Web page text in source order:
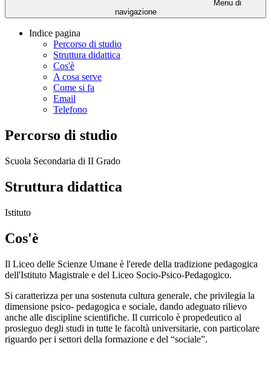
Menu di
navigazione
Indice pagina
Percorso di studio
Struttura didattica
Cos'è
A cosa serve
Come si fa
Email
Telefono
Percorso di studio
Scuola Secondaria di II Grado
Struttura didattica
Istituto
Cos'è
Il Liceo delle Scienze Umane è l'erede della tradizione pedagogica
dell'Istituto Magistrale e del Liceo Socio-Psico-Pedagogico.
Si caratterizza per una sostenuta cultura generale, che privilegia la
dimensione psico- pedagogica e sociale, dando adeguato rilievo
anche alle discipline scientifiche. Il curricolo è propedeutico al
prosieguo degli studi in tutte le facoltà universitarie, con particolare
riguardo per i settori della formazione e del “sociale”.